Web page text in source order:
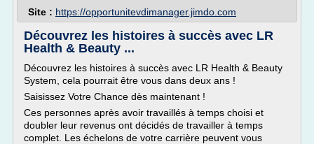
Site : https://opportunitevdimanager.jimdo.com
Découvrez les histoires à succès avec LR
Health & Beauty ...
Découvrez les histoires à succès avec LR Health & Beauty
System, cela pourrait être vous dans deux ans !
Saisissez Votre Chance dès maintenant !
Ces personnes après avoir travaillés à temps choisi et
doubler leur revenus ont décidés de travailler à temps
complet. Les échelons de votre carrière peuvent vous